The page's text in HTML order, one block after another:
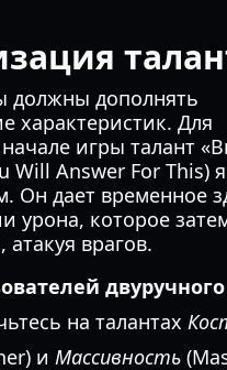
должны дополнять
характеристик. Для
игры талант
Will Answer For This)
Он дает временное
урона, которое
атакуя врагов.
на талантах
и Массивность